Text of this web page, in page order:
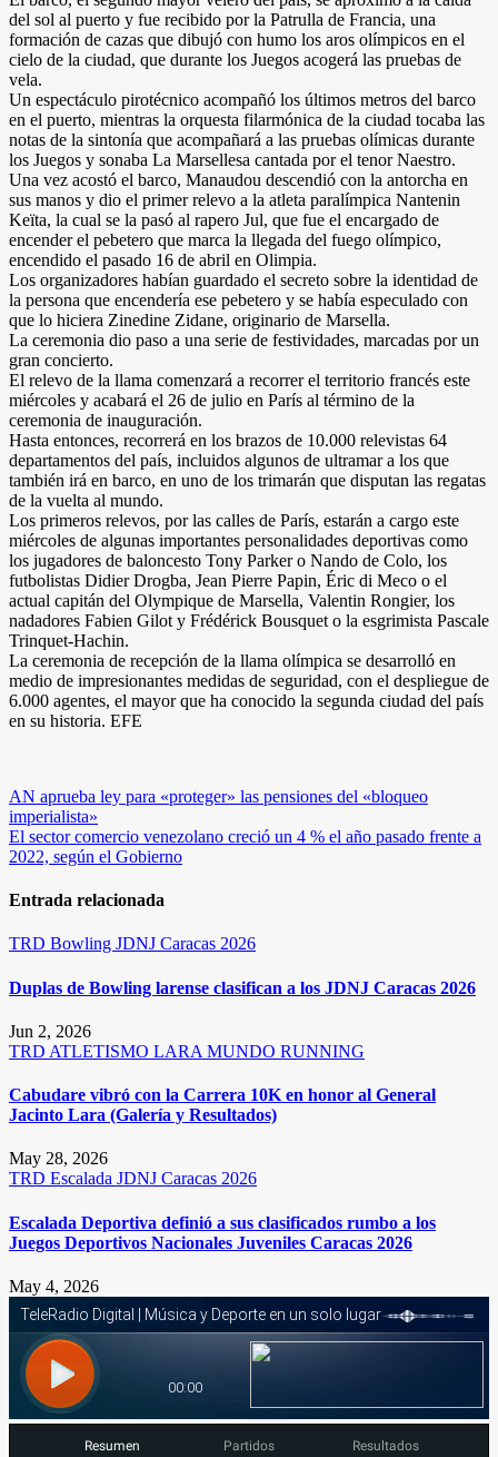
del sol al puerto y fue recibido por la Patrulla de Francia, una
formación de cazas que dibujó con humo los aros olímpicos en el
cielo de la ciudad, que durante los Juegos acogerá las pruebas de
vela.
Un espectáculo pirotécnico acompañó los últimos metros del barco
en el puerto, mientras la orquesta filarmónica de la ciudad tocaba las
notas de la sintonía que acompañará a las pruebas olímicas durante
los Juegos y sonaba La Marsellesa cantada por el tenor Naestro.
Una vez acostó el barco, Manaudou descendió con la antorcha en
sus manos y dio el primer relevo a la atleta paralímpica Nantenin
Keïta, la cual se la pasó al rapero Jul, que fue el encargado de
encender el pebetero que marca la llegada del fuego olímpico,
encendido el pasado 16 de abril en Olimpia.
Los organizadores habían guardado el secreto sobre la identidad de
la persona que encendería ese pebetero y se había especulado con
que lo hiciera Zinedine Zidane, originario de Marsella.
La ceremonia dio paso a una serie de festividades, marcadas por un
gran concierto.
El relevo de la llama comenzará a recorrer el territorio francés este
miércoles y acabará el 26 de julio en París al término de la
ceremonia de inauguración.
Hasta entonces, recorrerá en los brazos de 10.000 relevistas 64
departamentos del país, incluidos algunos de ultramar a los que
también irá en barco, en uno de los trimarán que disputan las regatas
de la vuelta al mundo.
Los primeros relevos, por las calles de París, estarán a cargo este
miércoles de algunas importantes personalidades deportivas como
los jugadores de baloncesto Tony Parker o Nando de Colo, los
futbolistas Didier Drogba, Jean Pierre Papin, Éric di Meco o el
actual capitán del Olympique de Marsella, Valentin Rongier, los
nadadores Fabien Gilot y Frédérick Bousquet o la esgrimista Pascale
Trinquet-Hachin.
La ceremonia de recepción de la llama olímpica se desarrolló en
medio de impresionantes medidas de seguridad, con el despliegue de
6.000 agentes, el mayor que ha conocido la segunda ciudad del país
en su historia. EFE
Navegación
de
entradas
AN aprueba ley para «proteger» las pensiones del «bloqueo
imperialista»
El sector comercio venezolano creció un 4 % el año pasado frente a
2022, según el Gobierno
Entrada relacionada
TRD Bowling JDNJ Caracas 2026
Duplas de Bowling larense clasifican a los JDNJ Caracas 2026
Jun 2, 2026
TRD ATLETISMO LARA MUNDO RUNNING
Cabudare vibró con la Carrera 10K en honor al General
Jacinto Lara (Galería y Resultados)
May 28, 2026
TRD Escalada JDNJ Caracas 2026
Escalada Deportiva definió a sus clasificados rumbo a los
Juegos Deportivos Nacionales Juveniles Caracas 2026
May 4, 2026
Resumen Partidos Resultados